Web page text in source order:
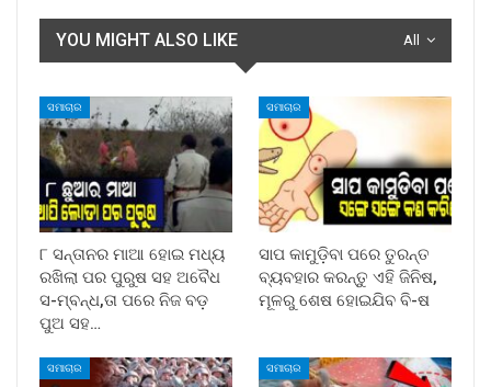
All
YOU MIGHT ALSO LIKE
ସମାଚାର
୮ ସନ୍ତାନର ମାଆ ହୋଇ ମଧ୍ୟ
ରଖିଲା ପର ପୁରୁଷ ସହ ଅବୈଧ
ସ-ମ୍ବନ୍ଧ,ତା ପରେ ନିଜ ବଡ଼
ପୁଅ ସହ…
ସମାଚାର
ସାପ କାମୁଡ଼ିବା ପରେ ତୁରନ୍ତ
ବ୍ୟବହାର କରନ୍ତୁ ଏହି ଜିନିଷ,
ମୂଳରୁ ଶେଷ ହୋଇଯିବ ବି-ଷ
ସମାଚାର ସମାଚାର